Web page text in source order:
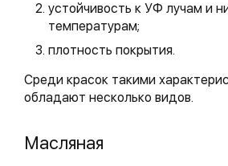
устойчивость к УФ лучам и
температурам;
плотность покрытия.
Среди красок такими
обладают несколько видов.
Масляная